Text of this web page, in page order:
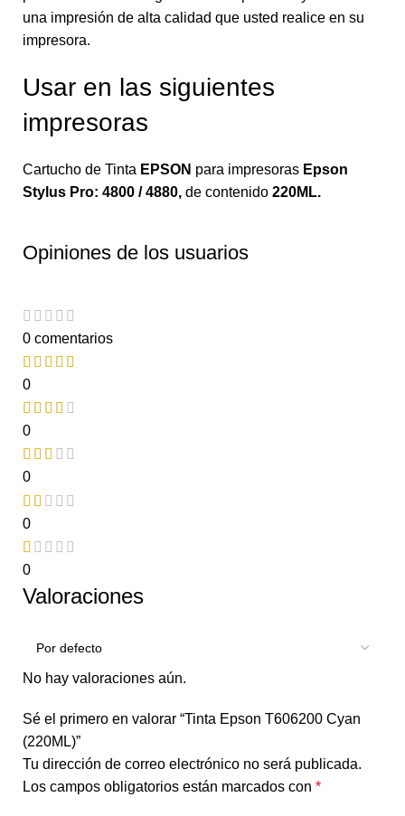
una impresión de alta calidad que usted realice en su
impresora.
Usar en las siguientes
impresoras
Cartucho de Tinta EPSON para impresoras Epson
Stylus Pro: 4800 / 4880, de contenido 220ML.
Opiniones de los usuarios
0 comentarios
0
0
0
0
0
Valoraciones
No hay valoraciones aún.
Sé el primero en valorar “Tinta Epson T606200 Cyan
(220ML)”
Tu dirección de correo electrónico no será publicada.
Los campos obligatorios están marcados con *